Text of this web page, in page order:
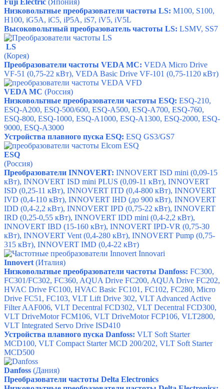
Fuji Electric (Япония)
Низковольтные преобразователи частоты LS: M100, S100,
H100, iG5A, iC5, iР5А, iS7, iV5, iV5L
Высоковольтный преобразователь частоты LS: LSMV, SS7
LS
(Корея)
Преобразователи частоты VEDA MC: VEDA Micro Drive
VF-51 (0,75-22 кВт), VEDA Basic Drive VF-101 (0,75-1120 кВт)
VEDA MC (Россия)
Низковольтные преобразователи частоты ESQ: ESQ-210,
ESQ-A200, ESQ-500/600, ESQ-A500, ESQ-A700, ESQ-760,
ESQ-800, ESQ-1000, ESQ-A1000, ESQ-A1300, ESQ-2000, ESQ-
9000, ESQ-A3000
Устройства плавного пуска ESQ: ESQ GS3/GS7
ESQ
(Россия)
Преобразователи INNOVERT: INNOVERT ISD mini (0,09-15
кВт), INNOVERT ISD mini PLUS (0,09-11 кВт), INNOVERT
ISD (0,25-11 кВт), INNOVERT ITD (0,4-800 кВт), INNOVERT
IVD (0,4-110 кВт), INNOVERT IHD (до 900 кВт), INNOVERT
IDD (0,4-2,2 кВт), INNOVERT IPD (0,75-22 кВт), INNOVERT
IRD (0,25-0,55 кВт), INNOVERT IDD mini (0,4-2,2 кВт),
INNOVERT IBD (15-160 кВт), INNOVERT IPD-VR (0,75-30
кВт), INNOVERT Vent (0,4-280 кВт), INNOVERT Pump (0,75-
315 кВт), INNOVERT IMD (0,4-22 кВт)
Innovert(Италия)
Низковольтные преобразователи частоты Danfoss: FC300,
FC301/FC302, FC360, AQUA Drive FC200, AQUA Drive FC202,
HVAC Drive FC100, HVAC Basic FC101, FC102, FC280, Micro
Drive FC51, FC103, VLT Lift Drive 302, VLT Advanced Active
Filter AAF006, VLT Decentral FCD302, VLT Decentral FCD300,
VLT DriveMotor FCM106, VLT DriveMotor FCP106, VLT2800,
VLT Integrated Servo Drive ISD410
Устройства плавного пуска Danfoss: VLT Soft Starter
MCD100, VLT Compact Starter MCD 200/202, VLT Soft Starter
MCD500
Danfoss (Дания)
Преобразователи частоты Delta Electronics